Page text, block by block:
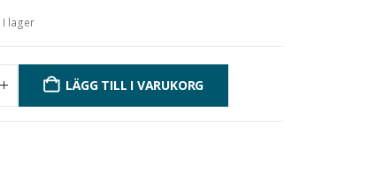
I lager
LÄGG TILL I VARUKORG